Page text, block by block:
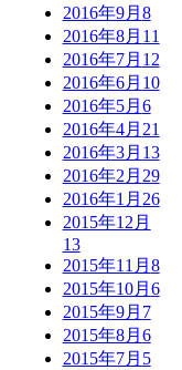
2016年9月 8
2016年8月 11
2016年7月 12
2016年6月 10
2016年5月 6
2016年4月 21
2016年3月 13
2016年2月 29
2016年1月 26
2015年12月
13
2015年11月 8
2015年10月 6
2015年9月 7
2015年8月 6
2015年7月 5